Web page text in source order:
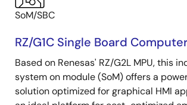
SoM/SBC
RZ/G1C Single Board
Based on Renesas' RZ/G2L MPU, this
system on module (SoM) offers a
solution optimized for graphical HMI